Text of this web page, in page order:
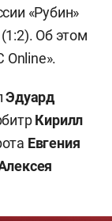
«Рубин»
Об этом
Эдуард
Кирилл
Евгения